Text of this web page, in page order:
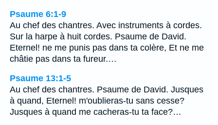
Psaume 6:1-9
Au chef des chantres. Avec instruments à cordes.
Sur la harpe à huit cordes. Psaume de David.
Eternel! ne me punis pas dans ta colère, Et ne me
châtie pas dans ta fureur.…
Psaume 13:1-5
Au chef des chantres. Psaume de David. Jusques
à quand, Eternel! m'oublieras-tu sans cesse?
Jusques à quand me cacheras-tu ta face?…